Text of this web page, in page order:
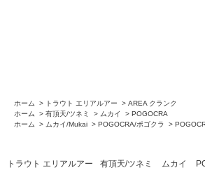
ホーム > トラウト エリアルアー > AREA クランク
ホーム
> 有頂天/ツネミ > ムカイ > POGOCRA
ホーム
> ムカイ/Mukai > POGOCRA/ポゴクラ >
トラウト エリアルアー 有頂天/ツネミ ムカイ